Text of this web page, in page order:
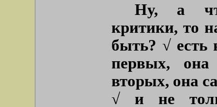
Ну, а
критики, то
быть? √ есть
первых,
вторых, она
√ и не